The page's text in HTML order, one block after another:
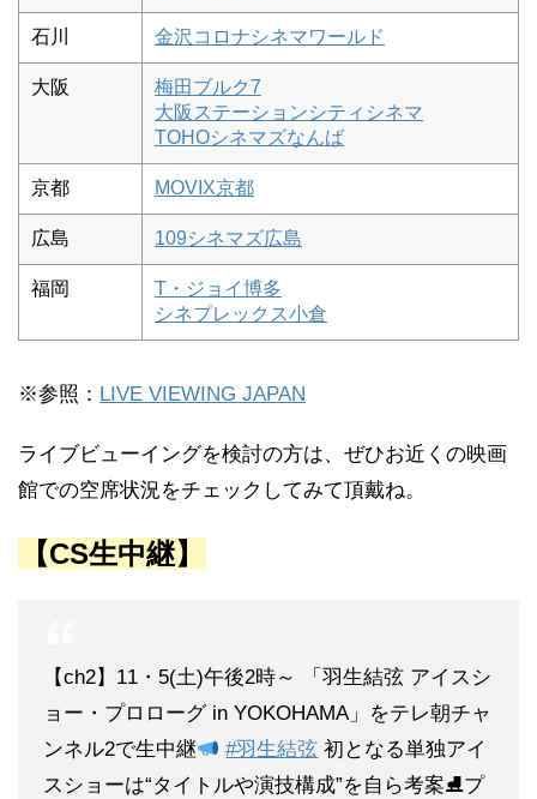
石川 金沢コロナシネマワールド
大阪
梅田ブルク7
大阪ステーションシティシネマ
TOHOシネマズなんば
京都 MOVIX京都
広島 109シネマズ広島
福岡
T・ジョイ博多
シネプレックス小倉
※参照： LIVE VIEWING JAPAN
ライブビューイングを検討の方は、ぜひお近くの映画
館での空席状況をチェックしてみて頂戴ね。
【CS生中継】
【ch2】11・5(土)午後2時～ 「羽生結弦 アイスシ
ョー・プロローグ in YOKOHAMA」をテレ朝チャ
ンネル2で生中継
#羽生結弦 初となる単独アイ
スショーは“タイトルや演技構成”を自ら考案⛸プ